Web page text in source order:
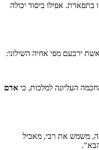
אפילו ביסוד יכולה
ירבעם מפי אחיה השילוני:
העליונה למלכות, כי אדם
משמש את רבי, מאכיל